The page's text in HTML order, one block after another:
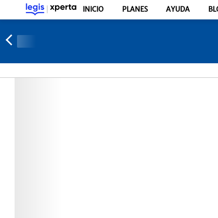
INICIO PLANES AYUDA